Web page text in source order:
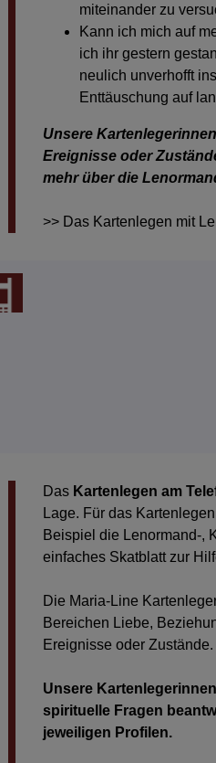
miteinander zu
Kann ich mich auf
ich ihr gestern
neulich unverhofft
Enttäuschung auf
Unsere
Ereignisse oder
mehr über die
>> Das Kartenlegen mit
Das Kartenlegen am
Lage. Für das
Beispiel die Lenormand-,
einfaches Skatblatt zur
Die Maria-Line
Bereichen Liebe,
Ereignisse oder Zustände.
Unsere
spirituelle Fragen
jeweiligen Profilen.